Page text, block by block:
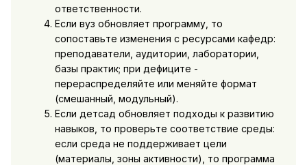
ответственности.
Если вуз обновляет программу, то
сопоставьте изменения с ресурсами кафедр:
преподаватели, аудитории, лаборатории,
базы практик; при дефиците -
перераспределяйте или меняйте формат
(смешанный, модульный).
Если детсад обновляет подходы к развитию
навыков, то проверьте соответствие среды:
если среда не поддерживает цели
(материалы, зоны активности), то программа